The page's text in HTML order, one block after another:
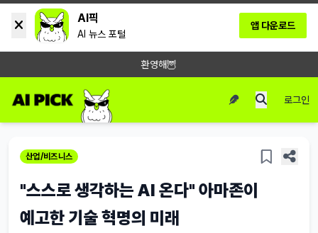
AI픽
AI 뉴스 포털
앱 다운로드
환영해🦉
로그인
산업/비즈니스
"스스로 생각하는 AI 온다" 아마존이
예고한 기술 혁명의 미래